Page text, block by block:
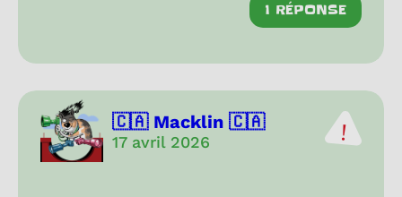
1 RÉPONSE
🇨🇦 Macklin 🇨🇦
17 avril 2026